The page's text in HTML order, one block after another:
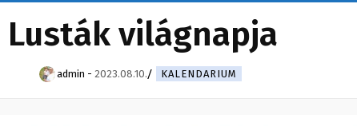
Lusták világnapja
admin - 2023.08.10. KALENDARIUM